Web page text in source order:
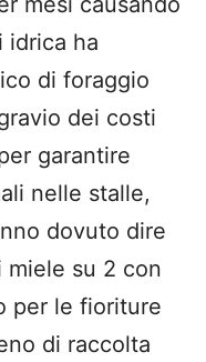
idrica ha
di foraggio
dei costi
garantire
nelle stalle,
dovuto dire
miele su 2 con
per le fioriture
di raccolta